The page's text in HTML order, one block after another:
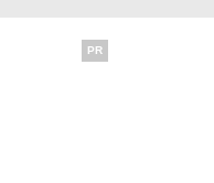
PR